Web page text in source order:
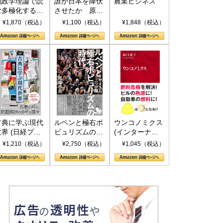
多極化する世
トランプと
¥1,870（税込）
させたか 原爆
投下、ソ連参
(PHP新書)
¥1,100（税込） ¥1,848（税込）
典に学ぶ現代
界 (日経プレ
アシリーズ)
¥1,210（税込）
ルペンと極右ポ
ピュリズムの時
代：〈ヤヌス〉
¥2,750（税込）
ウンコノミクス
(インターナシ
ョナル新書)
¥1,045（税込）